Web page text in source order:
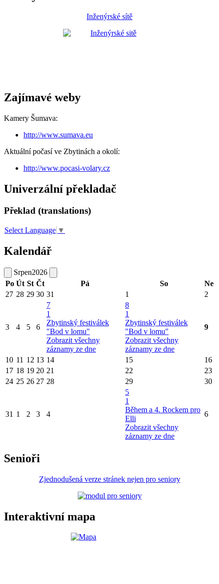
Inženýrské sítě
Zajímavé weby
Kamery Šumava:
http://www.sumava.eu
Aktuální počasí ve Zbytinách a okolí:
http://www.pocasi-volary.cz
Univerzální překladač
Překlad (translations)
Select Language ▼
Kalendář
Srpen2026
Po Út St Čt Pá So
Ne
27 28 29 30 31 1 2
3 4 5 6
7
1
Zbytinský festiválek
"Bod v lomu"
Zobrazit všechny
záznamy ze dne
8
1
Zbytinský festiválek
"Bod v lomu"
Zobrazit všechny
záznamy ze dne
9
10 11 12 13 14 15
16
17 18 19 20 21 22
23
24 25 26 27 28 29 30
31 1 2 3 4
5
1
Během a 4. Rockem pro
Elli
Zobrazit všechny
záznamy ze dne
6
Senioři
Zjednodušená verze stránek nejen pro seniory
Interaktivní mapa